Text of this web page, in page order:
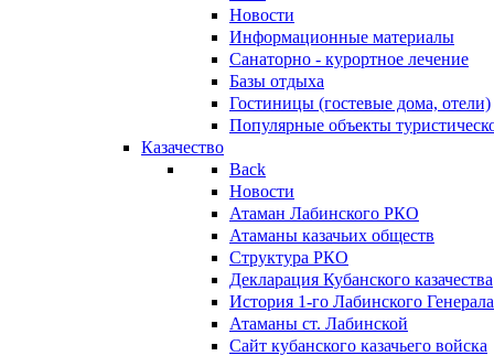
Новости
Информационные материалы
Санаторно - курортное лечение
Базы отдыха
Гостиницы (гостевые дома, отели)
Популярные объекты
Казачество
Back
Новости
Атаман Лабинского РКО
Атаманы казачьих обществ
Структура РКО
Декларация Кубанского казачества
История 1-го Лабинского
Атаманы ст. Лабинской
Cайт кубанского казачьего войска